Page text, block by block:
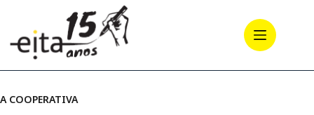
conteúdo
A COOPERATIVA